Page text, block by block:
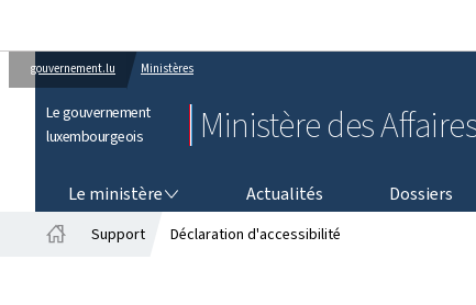
gouvernement.lu Ministères
Le gouvernement
luxembourgeois
Ministère des
Le ministère Actualités Dossiers
Support Déclaration d'accessibilité